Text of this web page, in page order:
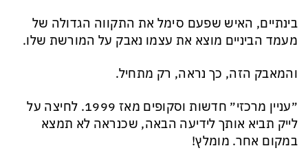
בינתיים, האיש שפעם סימל את התקווה הגדולה של
מעמד הביניים מוצא את עצמו נאבק על המורשת שלו.
והמאבק הזה, כך נראה, רק מתחיל.
״עניין מרכזי״ חדשות וסקופים מאז 1999. לחיצה על
לייק תביא אותך לידיעה הבאה, שכנראה לא תמצא
במקום אחר. מומלץ!